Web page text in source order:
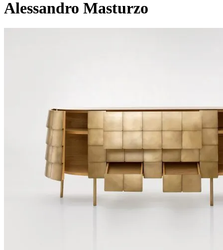
Alessandro Masturzo